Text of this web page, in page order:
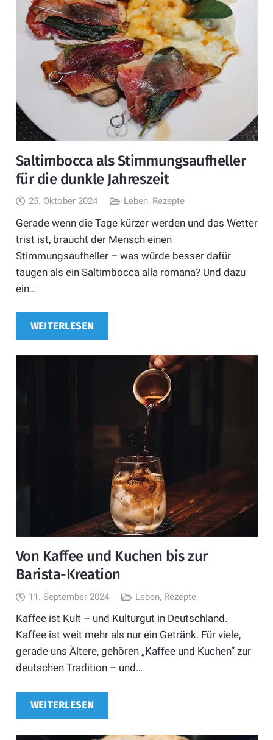
Saltimbocca als Stimmungsaufheller
für die dunkle Jahreszeit
25. Oktober 2024 Leben, Rezepte
Gerade wenn die Tage kürzer werden und das Wetter
trist ist, braucht der Mensch einen
Stimmungsaufheller – was würde besser dafür
taugen als ein Saltimbocca alla romana? Und dazu
ein…
WEITERLESEN
Von Kaffee und Kuchen bis zur
Barista-Kreation
11. September 2024 Leben, Rezepte
Kaffee ist Kult – und Kulturgut in Deutschland.
Kaffee ist weit mehr als nur ein Getränk. Für viele,
gerade uns Ältere, gehören „Kaffee und Kuchen“ zur
deutschen Tradition – und…
WEITERLESEN